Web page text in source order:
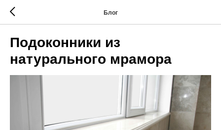
Блог
Подоконники из
натурального мрамора